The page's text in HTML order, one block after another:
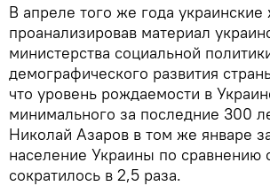
В апреле того же года
проанализировав материал
министерства социальной
демографического развития
что уровень рождаемости в
минимального за последние 300
Николай Азаров в том же январе
население Украины по сравнению
сократилось в 2,5 раза.